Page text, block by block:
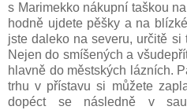
s Marimekko nákupní taškou
hodně ujdete pěšky a na
jste daleko na severu, určitě si
Nejen do smíšených a
hlavně do městských lázních.
trhu v přístavu si můžete
dopéct se následně v